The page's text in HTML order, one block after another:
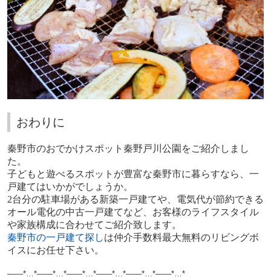
おわりに
秦野市のおでかけスポット秦野戸川公園をご紹介しまし
た。
子どもと遊べるスポットが豊富な秦野市に暮らすなら、一
戸建てはいかがでしょうか。
2台分の駐車場がある新築一戸建てや、電気代が節約できる
オール電化の中古一戸建てなど、お客様のライフスタイル
や家族構成に合わせてご紹介致します。
秦野市の一戸建て探しは仲介手数料最大無料のリビングボ
イスにお任せ下さい。
——*…*——*…*——*…*——*…*——*…*——*…*